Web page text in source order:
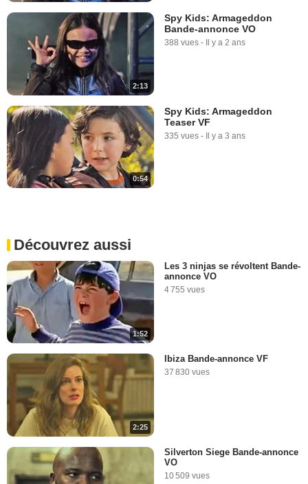
2:13
Spy Kids: Armageddon
Bande-annonce VO
388 vues - Il y a 2 ans
0:54
Spy Kids: Armageddon
Teaser VF
335 vues - Il y a 3 ans
Découvrez aussi
1:52
Les 3 ninjas se révoltent Bande-
annonce VO
4 755 vues
2:25
Ibiza Bande-annonce VF
37 830 vues
Silverton Siege Bande-annonce
VO
10 509 vues